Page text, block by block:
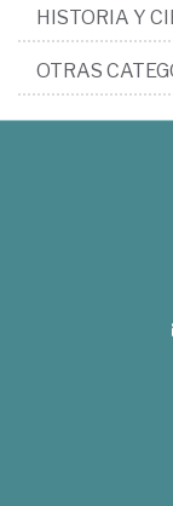
HISTORIA Y
OTRAS